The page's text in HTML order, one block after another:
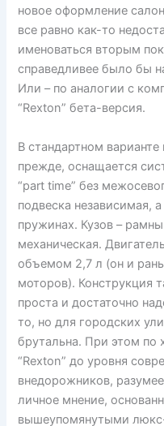
новое оформление
все равно как-то
именоваться вторым
справедливее было бы
Или – по аналогии с
“Rexton” бета-версия.
В стандартном
прежде, оснащается
“part time” без
подвеска независимая,
пружинах. Кузов –
механическая.
объемом 2,7 л (он и
моторов). Конструкция
проста и достаточно
то, но для городских
брутальна. При этом по
“Rexton” до уровня
внедорожников,
личное мнение,
вышеупомянутыми